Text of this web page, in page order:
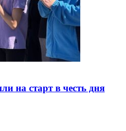
на старт в честь дня